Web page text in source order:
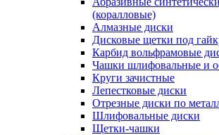
(коралловые)
Алмазные диски
Дисковые щетки под
Карбид вольфрамовые
Чашки шлифовальные и
Круги зачистные
Лепестковые диски
Отрезные диски по
Шлифовальные диски
Щетки-чашки